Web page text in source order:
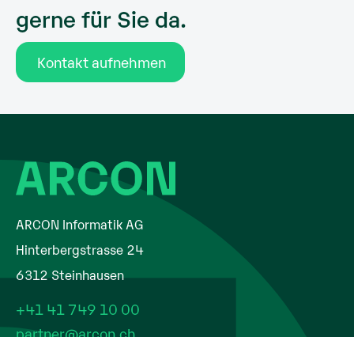
gerne für Sie da.
Kontakt aufnehmen
ARCON Informatik AG
Hinterbergstrasse 24
6312 Steinhausen
+41 41 749 10 00